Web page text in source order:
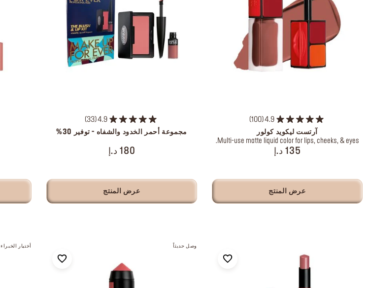
4.9
100
آرتست ليكويد كولور
Multi-use matte liquid color for lips, cheeks, & eyes.
135 د.إ
عرض المنتج
4.9
33
مجموعة أحمر الخدود والشفاه - توفير 30%
180 د.إ
عرض المنتج
وصل حديثاً أختيار الخبراء